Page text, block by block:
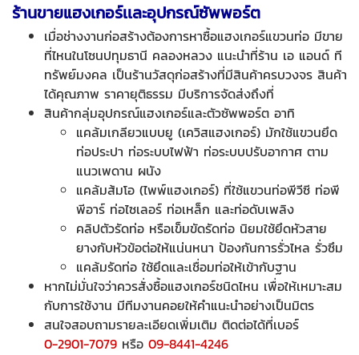
ร้านขายแฮงเกอร์เเละอุปกรณ์ซัพพอร์ต
เมื่อช่างงานก่อสร้างต้องการหาซื้อแฮงเกอร์แขวนท่อ มีขาย
ที่ไหนในโซนปทุมธานี คลองหลวง แนะนำที่ร้าน เอ แอนด์ ที
ทรัพย์มงคล เป็นร้านวัสดุก่อสร้างที่มีสินค้าครบวงจร สินค้า
ได้คุณภาพ ราคายุติธรรม มีบริการจัดส่งถึงที่
สินค้ากลุ่มอุปกรณ์แฮงเกอร์และตัวซัพพอร์ต อาทิ
แคล้มเกลียวแบบยู (เควิสแฮงเกอร์) มักใช้แขวนยึด
ท่อประปา ท่อระบบไฟฟ้า ท่อระบบปรับอากาศ ตาม
แนวเพดาน ผนัง
แคล้มส้มโอ (ไพพ์แฮงเกอร์) ที่ใช้แขวนท่อพีวีซี ท่อพี
พีอาร์ ท่อไซเลอร์ ท่อเหล็ก และท่อดับเพลิง
คลิปตัวรัดท่อ หรือเข็มขัดรัดท่อ นิยมใช้ยึดหัวสาย
ยางกับหัวข้อต่อให้แน่นหนา ป้องกันการรั่วไหล รั่วซึม
แคล้มรัดท่อ ใช้ยึดและเชื่อมท่อให้เข้ากับฐาน
หากไม่มั่นใจว่าควรสั่งซื้อแฮงเกอร์ชนิดไหน เพื่อให้เหมาะสม
กับการใช้งาน มีทีมงานคอยให้คำแนะนำอย่างเป็นมิตร
สนใจสอบถามรายละเอียดเพิ่มเติม ติดต่อได้ที่เบอร์
0-2901-7079 หรือ 09-8441-4246